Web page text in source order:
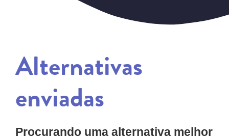
Alternativas
enviadas
Procurando uma alternativa melhor